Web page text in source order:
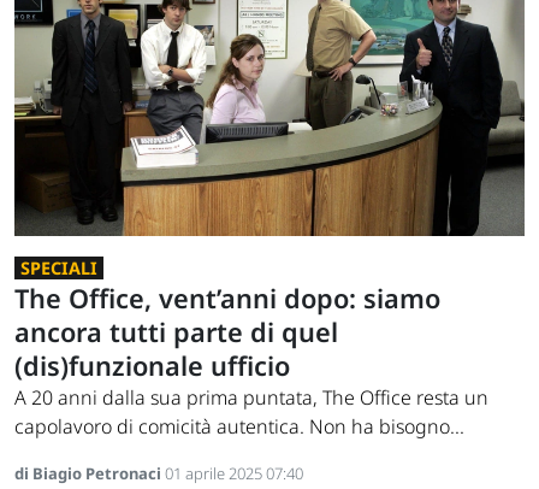
SPECIALI
The Office, vent’anni dopo: siamo
ancora tutti parte di quel
(dis)funzionale ufficio
A 20 anni dalla sua prima puntata, The Office resta un
capolavoro di comicità autentica. Non ha bisogno...
di Biagio Petronaci 01 aprile 2025 07:40